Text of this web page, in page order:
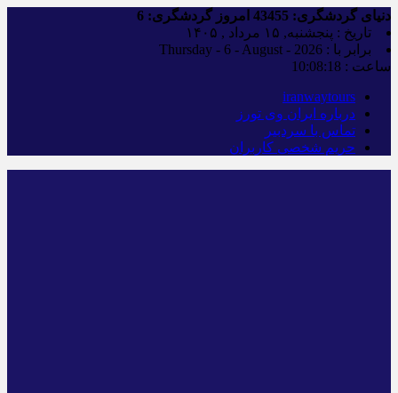
دنیای گردشگری: امروز گردشگری:
تاریخ : پنجشنبه, ۱۵ مرداد , ۱۴۰۵
برابر با : Thursday - 6 - August - 2026
ساعت : 10:08:18
iranwaytours
درباره ایران وی تورز
تماس با سردبیر
حریم شخصی کاربران